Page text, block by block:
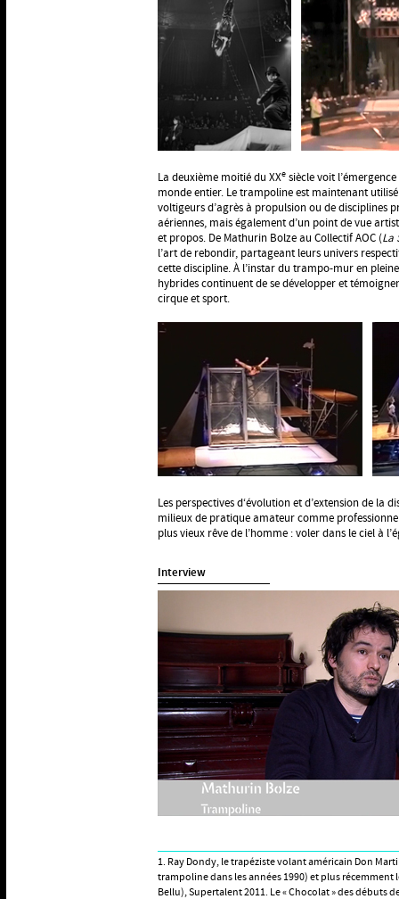
La deuxième moitié du XXe siècle voit
monde entier. Le trampoline est maintenant
voltigeurs d’agrès à propulsion ou de disciplines
aériennes, mais également d’un point de vue
et propos. De Mathurin Bolze au Collectif AOC (La
l’art de rebondir, partageant leurs univers
cette discipline. À l’instar du trampo-mur en
hybrides continuent de se développer et
cirque et sport.
Les perspectives d‘évolution et d’extension de la
milieux de pratique amateur comme
plus vieux rêve de l’homme : voler dans le ciel à
Interview
1. Ray Dondy, le trapéziste volant américain Don
trampoline dans les années 1990) et plus
Bellu), Supertalent 2011. Le « Chocolat » des débuts